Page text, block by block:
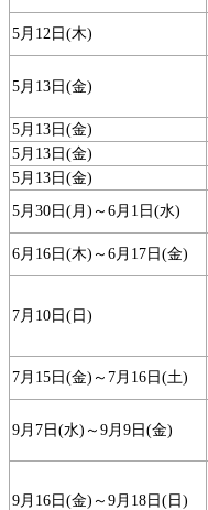
5月12日(木)
5月13日(金)
5月13日(金)
5月13日(金)
5月13日(金)
5月30日(月)～6月1日(水)
6月16日(木)～6月17日(金)
7月10日(日)
7月15日(金)～7月16日(土)
9月7日(水)～9月9日(金)
9月16日(金)～9月18日(日)